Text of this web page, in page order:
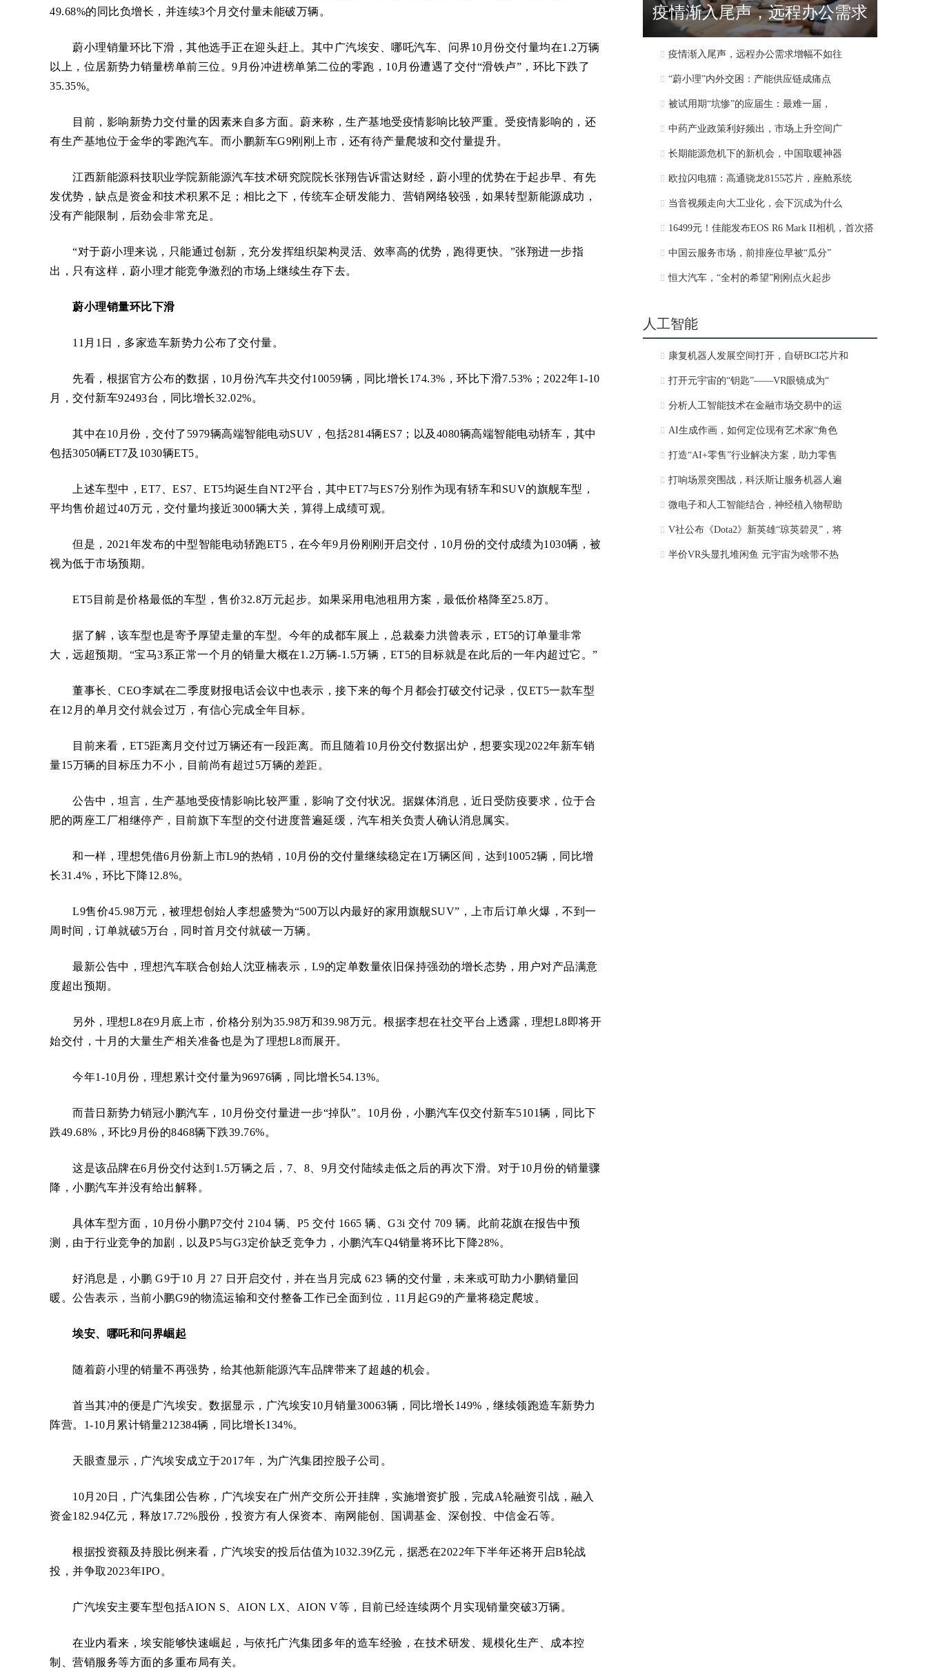
49.68%的同比负增长，并连续3个月交付量未能破万辆。
蔚小理销量环比下滑，其他选手正在迎头赶上。其中广汽埃安、哪吒汽车、问界10月份交付量均在1.2万辆
以上，位居新势力销量榜单前三位。9月份冲进榜单第二位的零跑，10月份遭遇了交付“滑铁卢”，环比下跌了
35.35%。
目前，影响新势力交付量的因素来自多方面。蔚来称，生产基地受疫情影响比较严重。受疫情影响的，还
有生产基地位于金华的零跑汽车。而小鹏新车G9刚刚上市，还有待产量爬坡和交付量提升。
江西新能源科技职业学院新能源汽车技术研究院院长张翔告诉雷达财经，蔚小理的优势在于起步早、有先
发优势，缺点是资金和技术积累不足；相比之下，传统车企研发能力、营销网络较强，如果转型新能源成功，
没有产能限制，后劲会非常充足。
“对于蔚小理来说，只能通过创新，充分发挥组织架构灵活、效率高的优势，跑得更快。”张翔进一步指
出，只有这样，蔚小理才能竞争激烈的市场上继续生存下去。
蔚小理销量环比下滑
11月1日，多家造车新势力公布了交付量。
先看，根据官方公布的数据，10月份汽车共交付10059辆，同比增长174.3%，环比下滑7.53%；2022年1-10
月，交付新车92493台，同比增长32.02%。
其中在10月份，交付了5979辆高端智能电动SUV，包括2814辆ES7；以及4080辆高端智能电动轿车，其中
包括3050辆ET7及1030辆ET5。
上述车型中，ET7、ES7、ET5均诞生自NT2平台，其中ET7与ES7分别作为现有轿车和SUV的旗舰车型，
平均售价超过40万元，交付量均接近3000辆大关，算得上成绩可观。
但是，2021年发布的中型智能电动轿跑ET5，在今年9月份刚刚开启交付，10月份的交付成绩为1030辆，被
视为低于市场预期。
ET5目前是价格最低的车型，售价32.8万元起步。如果采用电池租用方案，最低价格降至25.8万。
据了解，该车型也是寄予厚望走量的车型。今年的成都车展上，总裁秦力洪曾表示，ET5的订单量非常
大，远超预期。“宝马3系正常一个月的销量大概在1.2万辆-1.5万辆，ET5的目标就是在此后的一年内超过它。”
董事长、CEO李斌在二季度财报电话会议中也表示，接下来的每个月都会打破交付记录，仅ET5一款车型
在12月的单月交付就会过万，有信心完成全年目标。
目前来看，ET5距离月交付过万辆还有一段距离。而且随着10月份交付数据出炉，想要实现2022年新车销
量15万辆的目标压力不小，目前尚有超过5万辆的差距。
公告中，坦言，生产基地受疫情影响比较严重，影响了交付状况。据媒体消息，近日受防疫要求，位于合
肥的两座工厂相继停产，目前旗下车型的交付进度普遍延缓，汽车相关负责人确认消息属实。
和一样，理想凭借6月份新上市L9的热销，10月份的交付量继续稳定在1万辆区间，达到10052辆，同比增
长31.4%，环比下降12.8%。
L9售价45.98万元，被理想创始人李想盛赞为“500万以内最好的家用旗舰SUV”，上市后订单火爆，不到一
周时间，订单就破5万台，同时首月交付就破一万辆。
最新公告中，理想汽车联合创始人沈亚楠表示，L9的定单数量依旧保持强劲的增长态势，用户对产品满意
度超出预期。
另外，理想L8在9月底上市，价格分别为35.98万和39.98万元。根据李想在社交平台上透露，理想L8即将开
始交付，十月的大量生产相关准备也是为了理想L8而展开。
今年1-10月份，理想累计交付量为96976辆，同比增长54.13%。
而昔日新势力销冠小鹏汽车，10月份交付量进一步“掉队”。10月份，小鹏汽车仅交付新车5101辆，同比下
跌49.68%，环比9月份的8468辆下跌39.76%。
这是该品牌在6月份交付达到1.5万辆之后，7、8、9月交付陆续走低之后的再次下滑。对于10月份的销量骤
降，小鹏汽车并没有给出解释。
具体车型方面，10月份小鹏P7交付 2104 辆、P5 交付 1665 辆、G3i 交付 709 辆。此前花旗在报告中预
测，由于行业竞争的加剧，以及P5与G3定价缺乏竞争力，小鹏汽车Q4销量将环比下降28%。
好消息是，小鹏 G9于10 月 27 日开启交付，并在当月完成 623 辆的交付量，未来或可助力小鹏销量回
暖。公告表示，当前小鹏G9的物流运输和交付整备工作已全面到位，11月起G9的产量将稳定爬坡。
埃安、哪吒和问界崛起
随着蔚小理的销量不再强势，给其他新能源汽车品牌带来了超越的机会。
首当其冲的便是广汽埃安。数据显示，广汽埃安10月销量30063辆，同比增长149%，继续领跑造车新势力
阵营。1-10月累计销量212384辆，同比增长134%。
天眼查显示，广汽埃安成立于2017年，为广汽集团控股子公司。
10月20日，广汽集团公告称，广汽埃安在广州产交所公开挂牌，实施增资扩股，完成A轮融资引战，融入
资金182.94亿元，释放17.72%股份，投资方有人保资本、南网能创、国调基金、深创投、中信金石等。
根据投资额及持股比例来看，广汽埃安的投后估值为1032.39亿元，据悉在2022年下半年还将开启B轮战
投，并争取2023年IPO。
广汽埃安主要车型包括AION S、AION LX、AION V等，目前已经连续两个月实现销量突破3万辆。
在业内看来，埃安能够快速崛起，与依托广汽集团多年的造车经验，在技术研发、规模化生产、成本控
制、营销服务等方面的多重布局有关。
疫情渐入尾声，远程办公需求
增幅不如往
疫情渐入尾声，远程办公需求增幅不如往
“蔚小理”内外交困：产能供应链成痛点
被试用期“坑惨”的应届生：最难一届，
中药产业政策利好频出，市场上升空间广
长期能源危机下的新机会，中国取暖神器
欧拉闪电猫：高通骁龙8155芯片，座舱系统
当音视频走向大工业化，会下沉成为什么
16499元！佳能发布EOS R6 Mark II相机，首次搭
中国云服务市场，前排座位早被“瓜分”
恒大汽车，“全村的希望”刚刚点火起步
人工智能
康复机器人发展空间打开，自研BCI芯片和
打开元宇宙的“钥匙”——VR眼镜成为“
分析人工智能技术在金融市场交易中的运
AI生成作画，如何定位现有艺术家“角色
打造“AI+零售”行业解决方案，助力零售
打响场景突围战，科沃斯让服务机器人遍
微电子和人工智能结合，神经植入物帮助
V社公布《Dota2》新英雄“琼英碧灵”，将
半价VR头显扎堆闲鱼 元宇宙为啥带不热